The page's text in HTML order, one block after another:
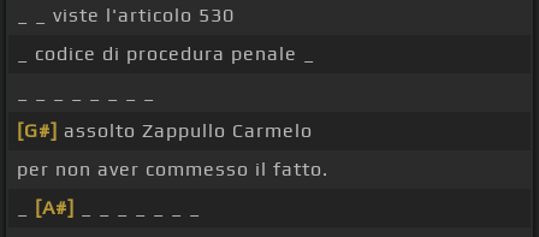
_ _ viste l'articolo 530
_ codice di procedura penale _
[G#] assolto Zappullo Carmelo
per non aver commesso il fatto.
[A#]